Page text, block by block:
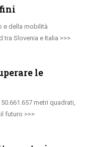
e della mobilità
tra Slovenia e Italia
le
metri quadrati,
futuro